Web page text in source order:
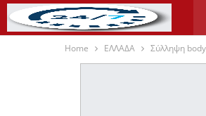
Home ΕΛΛΑΔΑ Σύλληψη